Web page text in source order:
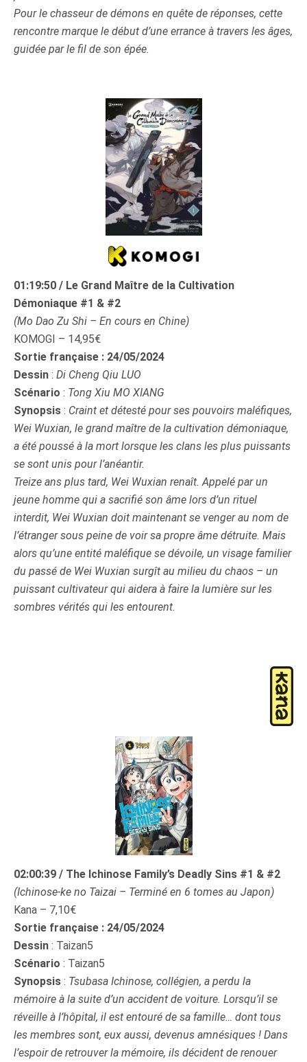
Pour le chasseur de démons en quête de réponses, cette
rencontre marque le début d’une errance à travers les âges,
guidée par le fil de son épée.
01:19:50 / Le Grand Maître de la Cultivation
Démoniaque #1 & #2
(Mo Dao Zu Shi – En cours en Chine)
KOMOGI – 14,95€
Sortie française : 24/05/2024
Dessin : Di Cheng Qiu LUO
Scénario : Tong Xiu MO XIANG
Synopsis : Craint et détesté pour ses pouvoirs maléfiques,
Wei Wuxian, le grand maître de la cultivation démoniaque,
a été poussé à la mort lorsque les clans les plus puissants
se sont unis pour l’anéantir.
Treize ans plus tard, Wei Wuxian renaît. Appelé par un
jeune homme qui a sacrifié son âme lors d’un rituel
interdit, Wei Wuxian doit maintenant se venger au nom de
l’étranger sous peine de voir sa propre âme détruite. Mais
alors qu’une entité maléfique se dévoile, un visage familier
du passé de Wei Wuxian surgît au milieu du chaos – un
puissant cultivateur qui aidera à faire la lumière sur les
sombres vérités qui les entourent.
02:00:39 / The Ichinose Family’s Deadly Sins #1 & #2
(Ichinose-ke no Taizai – Terminé en 6 tomes au Japon)
Kana – 7,10€
Sortie française : 24/05/2024
Dessin : Taizan5
Scénario : Taizan5
Synopsis : Tsubasa Ichinose, collégien, a perdu la
mémoire à la suite d’un accident de voiture. Lorsqu’il se
réveille à l’hôpital, il est entouré de sa famille… dont tous
les membres sont, eux aussi, devenus amnésiques ! Dans
l’espoir de retrouver la mémoire, ils décident de renouer